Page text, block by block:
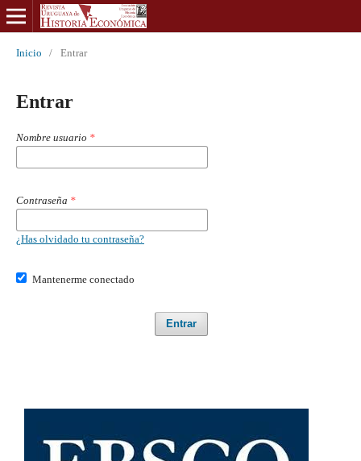
Inicio / Entrar
Entrar
Nombre usuario *
Contraseña *
¿Has olvidado tu contraseña?
Mantenerme conectado
Entrar